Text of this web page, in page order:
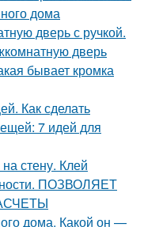
дома
дверь с ручкой.
дверь
бывает кромка
Как сделать
7 идей для
стену. Клей
ПОЗВОЛЯЕТ
дома. Какой он —